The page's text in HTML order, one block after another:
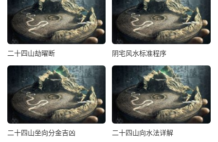
申水合局旺丁财，少年发达逞英迈；卯龙申水迁申向，化杀
为官登将台；破局虚痨年少死，卯龙庚向申水来；人命犯来
遭刑宪，逃窜绝亡最为哀。
，乾龙得之最为美；此水来去俱不拘，总是
冲开墓库垒；坤龙得此辰水入，科甲声名贵无比；辰龙辰水
真难得，状元宰相真可许；
破局疯癫与落水，水旺久得家灭
毁；酉龙辰水主聋哑，或生露齿或缺嘴；丑未二龙见辰水，
横送冷丁凶死鬼。
第四歌 廉贞鬼，震为长子庚亥未
二十四山劫曜断 阴宅风水标准程序
二十四山坐向分金吉凶 二十四山向水法详解